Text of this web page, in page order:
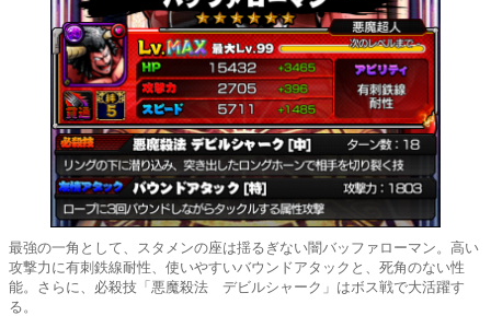
最強の一角として、スタメンの座は揺るぎない闇バッファローマン。高い
攻撃力に有刺鉄線耐性、使いやすいバウンドアタックと、死角のない性
能。さらに、必殺技「悪魔殺法 デビルシャーク」はボス戦で大活躍す
る。